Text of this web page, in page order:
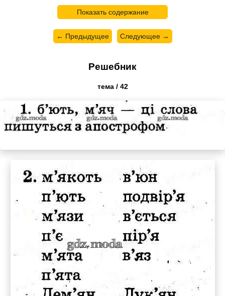
Показать содержание
← Предыдущее Следующее →
Решебник
тема / 42